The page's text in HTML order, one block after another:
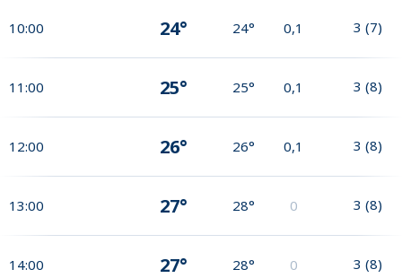
10:00 24° 24° 0,1 3 (7)
11:00 25° 25° 0,1 3 (8)
12:00 26° 26° 0,1 3 (8)
13:00 27° 28° 0 3 (8)
14:00 27° 28° 0 3 (8)